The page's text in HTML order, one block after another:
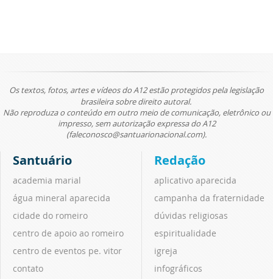
Os textos, fotos, artes e vídeos do A12 estão protegidos pela legislação
brasileira sobre direito autoral.
Não reproduza o conteúdo em outro meio de comunicação, eletrônico ou
impresso, sem autorização expressa do A12
(faleconosco@santuarionacional.com).
Santuário
academia marial
água mineral aparecida
cidade do romeiro
centro de apoio ao romeiro
centro de eventos pe. vitor
contato
Redação
aplicativo aparecida
campanha da fraternidade
dúvidas religiosas
espiritualidade
igreja
infográficos